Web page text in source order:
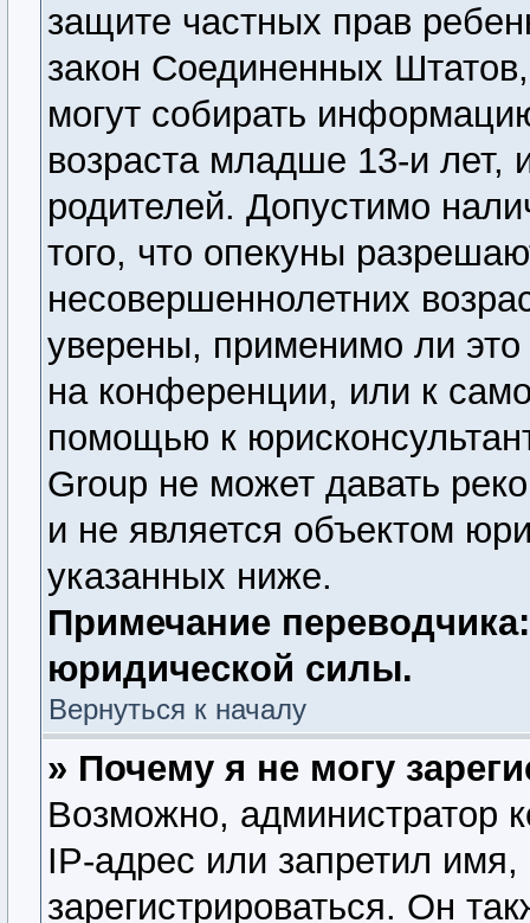
защите частных прав
закон Соединенных
могут собирать
возраста младше 13-и лет,
родителей. Допустимо
того, что опекуны
несовершеннолетних
уверены, применимо ли
на конференции, или к
помощью к
Group не может давать
и не является объектом
указанных ниже.
Примечание
юридической силы.
Вернуться к началу
» Почему я не могу
Возможно, администратор
IP-адрес или запретил
зарегистрироваться. Он